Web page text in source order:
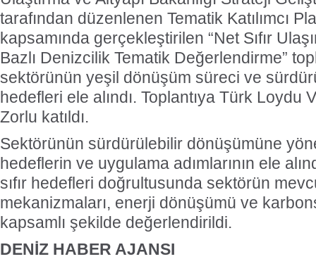
tarafından düzenlenen Tematik Katılımcı
kapsamında gerçekleştirilen “Net Sıfır
Bazlı Denizcilik Tematik Değerlendirme”
sektörünün yeşil dönüşüm süreci ve
hedefleri ele alındı. Toplantıya Türk Loydu
Zorlu katıldı.
Sektörünün sürdürülebilir dönüşümüne
hedeflerin ve uygulama adımlarının ele
sıfır hedefleri doğrultusunda sektörün
mekanizmaları, enerji dönüşümü ve
kapsamlı şekilde değerlendirildi.
DENİZ HABER AJANSI